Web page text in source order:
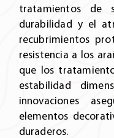
tratamientos de
durabilidad y el
recubrimientos
resistencia a los
que los
estabilidad
innovaciones
elementos
duraderos.